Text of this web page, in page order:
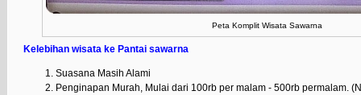
Peta Komplit Wisata Sawarna
Kelebihan wisata ke Pantai sawarna
Suasana Masih Alami
Penginapan Murah, Mulai dari 100rb per malam - 500rb permalam.